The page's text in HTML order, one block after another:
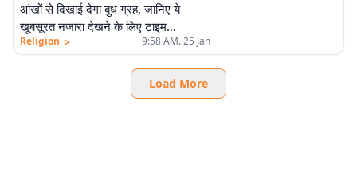
आंखों से दिखाई देगा बुध ग्रह, जानिए ये
खूबसूरत नजारा देखने के लिए टाइम…
Religion > 9:58 AM. 25 Jan
Load More